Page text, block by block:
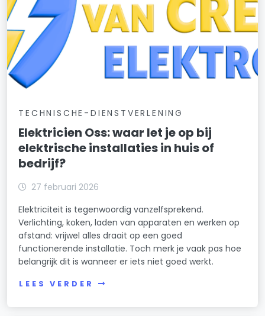
TECHNISCHE-DIENSTVERLENING
Elektricien Oss: waar let je op bij
elektrische installaties in huis of
bedrijf?
27 februari 2026
Elektriciteit is tegenwoordig vanzelfsprekend.
Verlichting, koken, laden van apparaten en werken op
afstand: vrijwel alles draait op een goed
functionerende installatie. Toch merk je vaak pas hoe
belangrijk dit is wanneer er iets niet goed werkt.
LEES VERDER